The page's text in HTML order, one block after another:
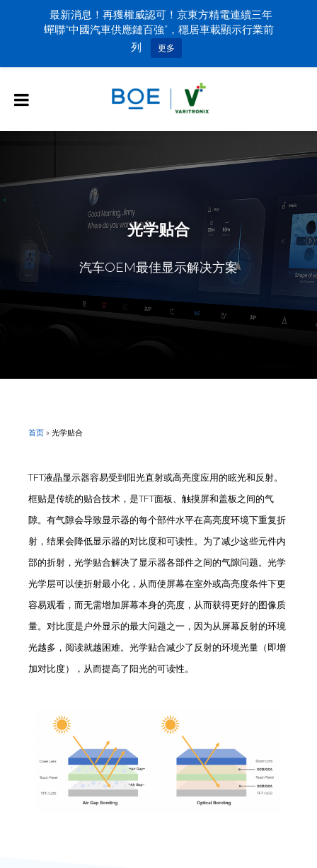
光学贴合
汽车OEM最佳显示解决方案
首页 » 光学贴合
TFT液晶显示器容易受到阳光直射或高亮度应用的眩光和反射。
框贴是传统的贴合技术，是TFT面板、触摸屏和盖板之间的气
隙。有气隙会导致显示器的每个部件水平在高亮度环境下重复折
射，结果会降低显示器的对比度和可读性。为了减少这些元件内
部的折射，光学贴合解决了显示器各部件之间的气隙问题。光学
光学层可以使折射最小化，从而使屏幕在室外或高亮度条件下更
容易观看，而无需增加屏幕本身的亮度，从而获得更好的图像质
量。对比度是户外显示的最大问题之一，因为从屏幕反射的环境
光越多，阅读就越困难。光学贴合减少了反射的环境光量（即增
加对比度），从而提高了阳光的可读性。
最新消息！再獲權威認可！京東方精電連續三年
蟬聯“中國汽車供應鏈百強”，穩居車載顯示行業前
列
更多